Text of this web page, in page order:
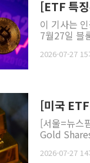
[ETF 특
이 기사는
7월27일 블
2026-07-27
[미국
[서울=뉴스
Gold
2026-07-27